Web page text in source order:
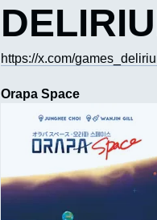
https://x.com/
Orapa Space